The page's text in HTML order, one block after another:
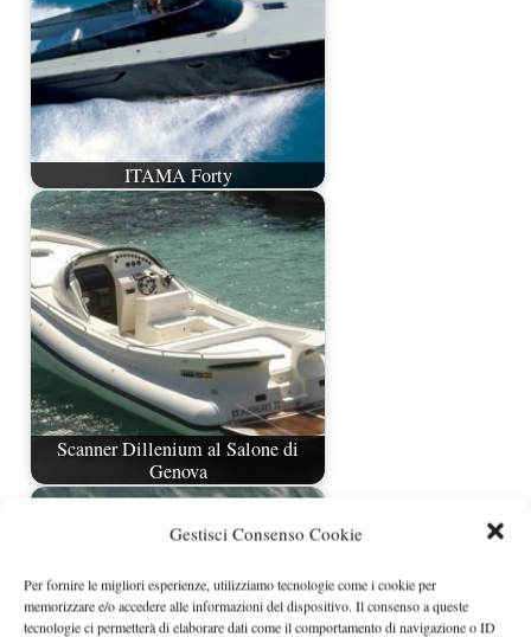
Gestisci Consenso Cookie
Per fornire le migliori esperienze, utilizziamo tecnologie come i cookie per
memorizzare e/o accedere alle informazioni del dispositivo. Il consenso a queste
tecnologie ci permetterà di elaborare dati come il comportamento di navigazione o ID
ITAMA Forty
Scanner Dillenium al Salone di
Genova